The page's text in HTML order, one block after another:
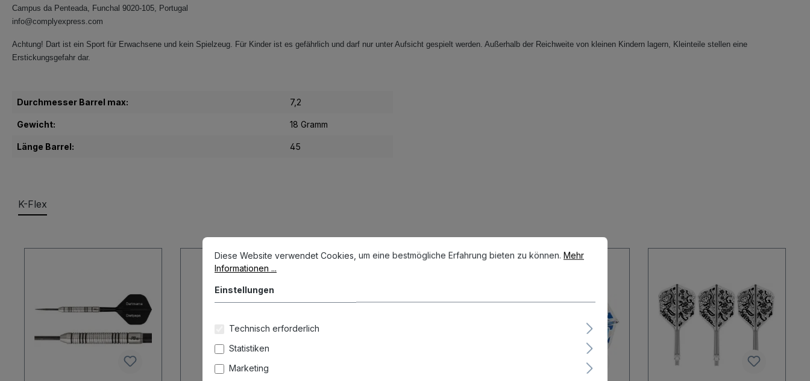
Campus da Penteada, Funchal 9020-105, Portugal
info@complyexpress.com
Achtung! Dart ist ein Sport für Erwachsene und kein Spielzeug. Für Kinder ist es gefährlich und darf nur unter Aufsicht gespielt werden. Außerhalb der Reichweite von kleinen Kindern lagern, Kleinteile stellen eine
Erstickungsgefahr dar.
Durchmesser Barrel max: 7,2
Gewicht: 18 Gramm
Länge Barrel: 45
K-Flex
Cookie-Voreinstellungen
Diese Website verwendet Cookies, um eine bestmögliche Erfahrung bieten zu können.
Mehr Informationen ...
Diese Website verwendet Cookies, um eine bestmögliche Erfahrung bieten zu können. Mehr
Informationen ...
Einstellungen
Technisch erforderlich
Statistiken
Marketing